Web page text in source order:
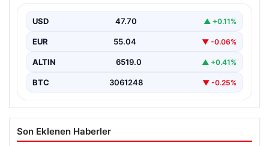
sahne olurken, Süper Lig’in iki büyük devi,…
USD 47.70 ▲ +0.11%
EUR 55.04 ▼ -0.06%
ALTIN 6519.0 ▲ +0.41%
BTC 3061248 ▼ -0.25%
Son Eklenen Haberler